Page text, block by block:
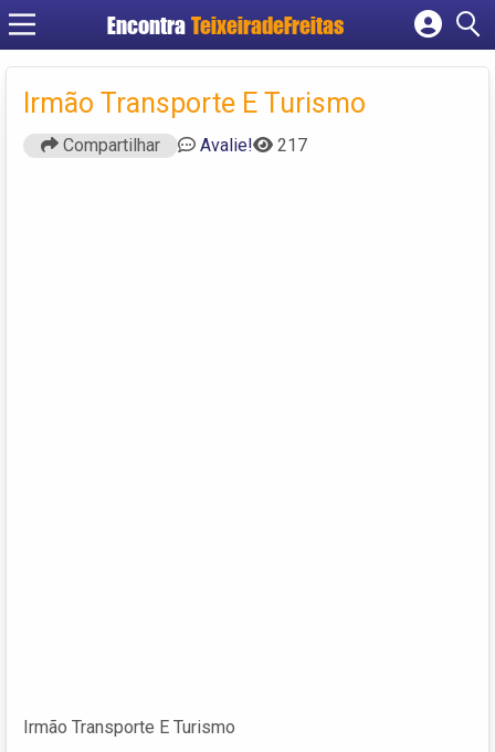
Encontra TeixeiradeFreitas
Cadastrar empresa
Criar conta
Irmão Transporte E Turismo
Compartilhar Avalie! 217
Irmão Transporte E Turismo